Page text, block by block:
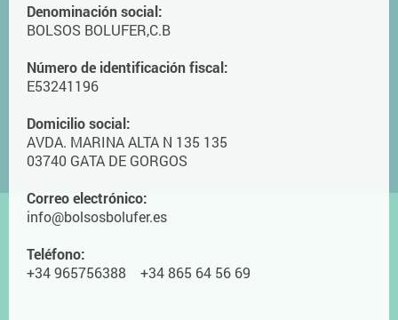
Denominación social:
BOLSOS BOLUFER,C.B
Número de identificación fiscal:
E53241196
Domicilio social:
AVDA. MARINA ALTA N 135 135
03740 GATA DE GORGOS
Correo electrónico:
info@bolsosbolufer.es
Teléfono:
+34 965756388 +34 865 64 56 69